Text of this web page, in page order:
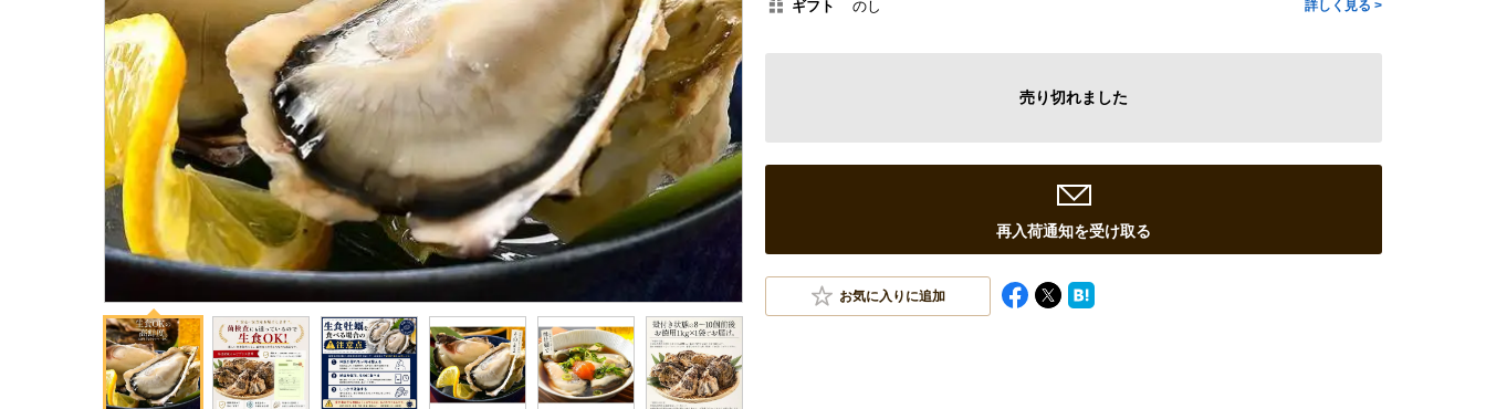
ギフト のし 詳しく見る >
売り切れました
再入荷通知を受け取る
お気に入りに追加